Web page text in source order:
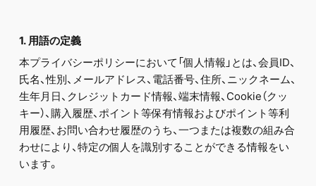
1. 用語の定義
本プライバシーポリシーにおいて「個人情報」とは、会員ID、
氏名、性別、メールアドレス、電話番号、住所、ニックネーム、
生年月日、クレジットカード情報、端末情報、Cookie（クッ
キー）、購入履歴、ポイント等保有情報およびポイント等利
用履歴、お問い合わせ履歴のうち、一つまたは複数の組み合
わせにより、特定の個人を識別することができる情報をい
います。